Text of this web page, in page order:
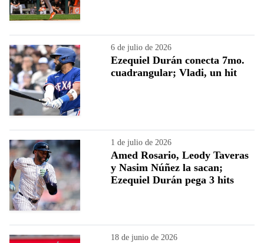
6 de julio de 2026
Ezequiel Durán conecta 7mo.
cuadrangular; Vladi, un hit
1 de julio de 2026
Amed Rosario, Leody Taveras
y Nasim Núñez la sacan;
Ezequiel Durán pega 3 hits
18 de junio de 2026